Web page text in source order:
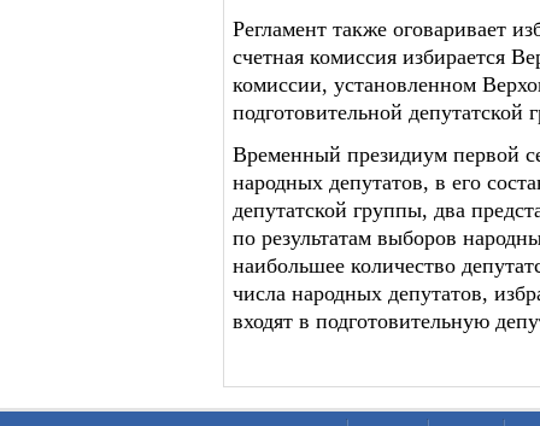
Регламент также оговаривает
счетная комиссия избирается
комиссии, установленном
подготовительной депутатской
Временный президиум первой
народных депутатов, в его
депутатской группы, два
по результатам выборов
наибольшее количество
числа народных депутатов,
входят в подготовительную